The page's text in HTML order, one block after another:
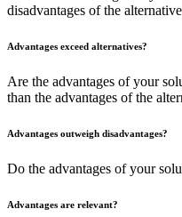
disadvantages of the
Advantages exceed alternatives?
Are the advantages of your
than the advantages of the
Advantages outweigh disadvantages?
Do the advantages of your
Advantages are relevant?